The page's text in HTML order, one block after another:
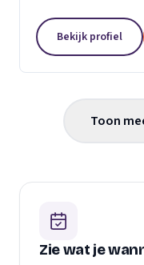
bedrijven waar
voor ons...
Bekijk profiel
Toon
Zie wat je